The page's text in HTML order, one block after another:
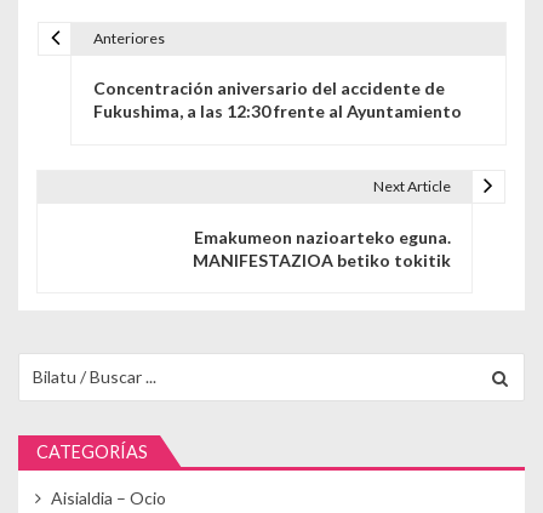
Anteriores
Concentración aniversario del accidente de
Fukushima, a las 12:30 frente al Ayuntamiento
Next Article
Emakumeon nazioarteko eguna.
MANIFESTAZIOA betiko tokitik
CATEGORÍAS
Aisialdia – Ocio